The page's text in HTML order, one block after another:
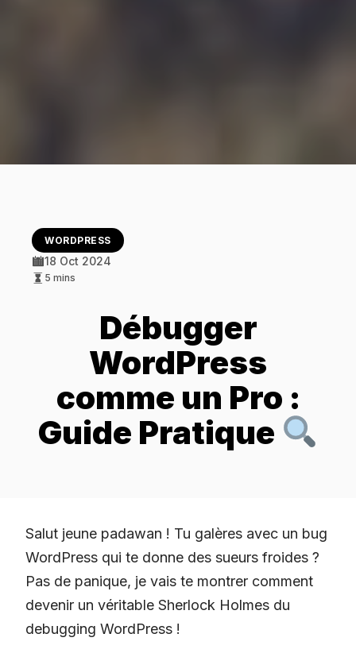
WORDPRESS
18 Oct 2024
5 mins
Débugger
WordPress
comme un Pro :
Guide Pratique
Salut jeune padawan ! Tu galères avec un bug
WordPress qui te donne des sueurs froides ?
Pas de panique, je vais te montrer comment
devenir un véritable Sherlock Holmes du
debugging WordPress !